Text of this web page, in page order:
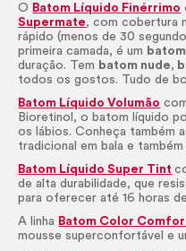
O Batom Líquido Finérrimo
Supermate, com cobertura
rápido (menos de 30
primeira camada, é um
duração. Tem batom nude,
todos os gostos. Tudo de
Batom Líquido Volumão
Bioretinol, o batom líquido
os lábios. Conheça também
tradicional em bala e também
Batom Líquido Super Tint
de alta durabilidade, que
para oferecer até 16 horas
A linha Batom Color
mousse superconfortável e